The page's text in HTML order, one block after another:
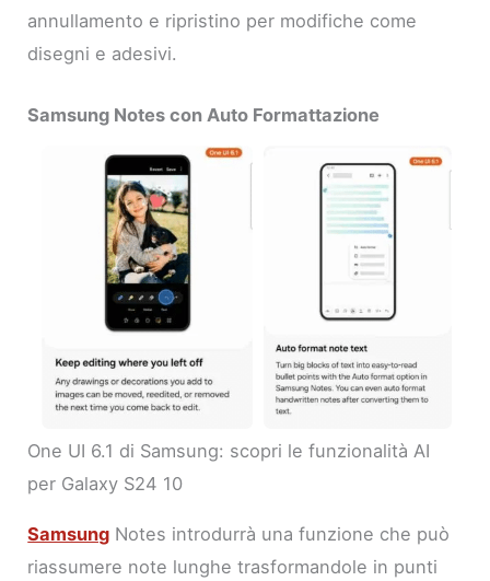
annullamento e ripristino per modifiche come
disegni e adesivi.
Samsung Notes con Auto Formattazione
One UI 6.1 di Samsung: scopri le funzionalità AI
per Galaxy S24 10
Samsung Notes introdurrà una funzione che può
riassumere note lunghe trasformandole in punti